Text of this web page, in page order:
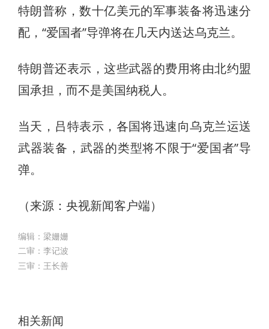
特朗普称，数十亿美元的军事装备将迅速分
配，“爱国者”导弹将在几天内送达乌克兰。
特朗普还表示，这些武器的费用将由北约盟
国承担，而不是美国纳税人。
当天，吕特表示，各国将迅速向乌克兰运送
武器装备，武器的类型将不限于“爱国者”导
弹。
（来源：央视新闻客户端）
编辑：梁姗姗
二审：李记波
三审：王长善
相关新闻